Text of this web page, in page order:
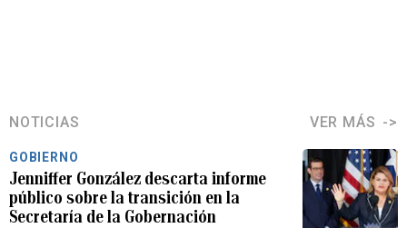
NOTICIAS VER MÁS
GOBIERNO
Jenniffer González descarta informe
público sobre la transición en la
Secretaría de la Gobernación